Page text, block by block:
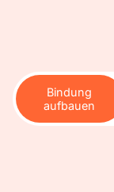
Bindung
aufbauen